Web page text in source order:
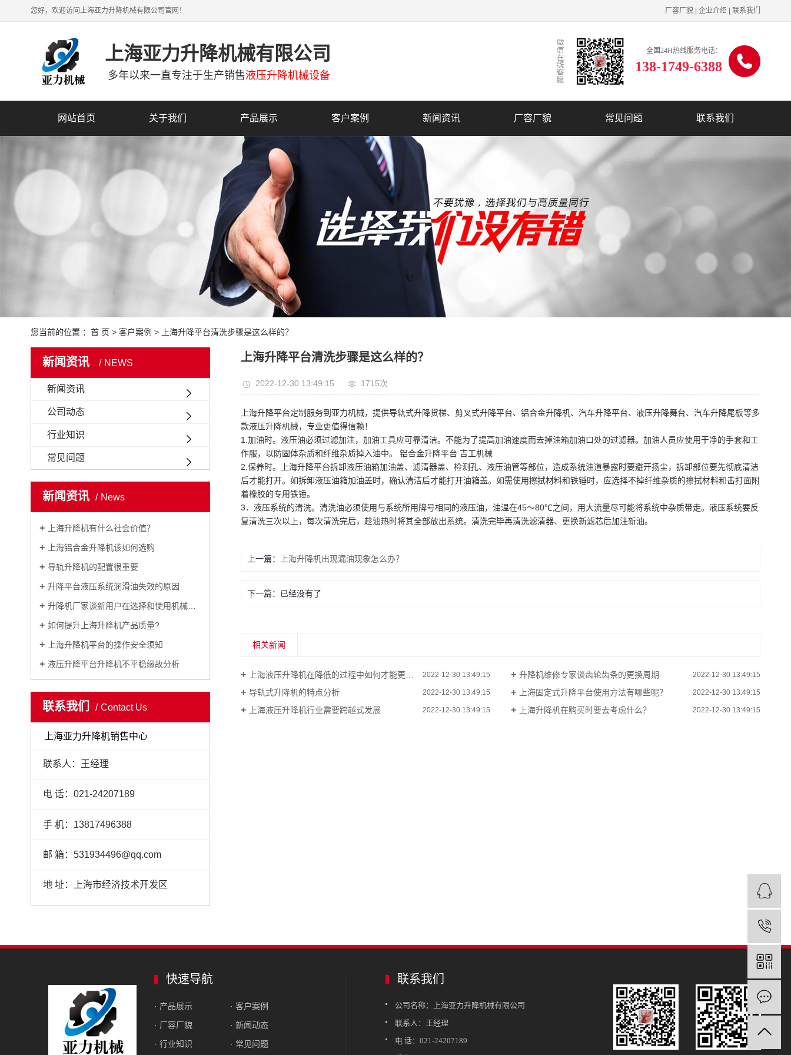
您好，欢迎访问上海亚力升降机械有限公司官网！ 厂容厂貌 企业介绍 联系我们
上海亚力升降机械有限公司
多年以来一直专注于生产销售液压升降机械设备
全国24H热线服务电话：
138-1749-6388
网站首页 关于我们 产品展示 客户案例 新闻资讯 厂容厂貌 常见问题 联系我们
您当前的位置 ： 首 页 > 客户案例 > 上海升降平台清洗步骤是这么样的？
新闻资讯 NEWS
新闻资讯
公司动态
行业知识
常见问题
新闻资讯 News
上海升降机有什么社会价值？
上海铝合金升降机该如何选购
导轨升降机的配置很重要
升降平台液压系统润滑油失效的原因
升降机厂家谈新用户在选择和使用机械时的注意事项
如何提升上海升降机产品质量?
上海升降机平台的操作安全须知
液压升降平台升降机不平稳缘故分析
联系我们 Contact Us
上海亚力升降机销售中心
联系人：王经理
电 话：021-24207189
手 机：13817496388
邮 箱：531934496@qq.com
地 址：上海市经济技术开发区
上海升降平台清洗步骤是这么样的？
2022-12-30 13:49:15 1715次
上海升降平台定制服务到亚力机械，提供导轨式升降货梯、剪叉式升降平台、铝合金升降机、汽车升降平台、液压升降舞台、汽车升降尾板等多
款液压升降机械，专业更值得信赖！
1.加油时。液压油必须过滤加注，加油工具应可靠清洁。不能为了提高加油速度而去掉油箱加油口处的过滤器。加油人员应使用干净的手套和工
作服，以防固体杂质和纤维杂质掉入油中。 铝合金升降平台 吉工机械
2.保养时。上海升降平台拆卸液压油箱加油盖、滤清器盖、检测孔、液压油管等部位，造成系统油道暴露时要避开扬尘，拆卸部位要先彻底清洁
后才能打开。如拆卸液压油箱加油盖时，确认清洁后才能打开油箱盖。如需使用擦拭材料和铁锤时，应选择不掉纤维杂质的擦拭材料和击打面附
着橡胶的专用铁锤。
3．液压系统的清洗。清洗油必须使用与系统所用牌号相同的液压油，油温在45～80℃之间，用大流量尽可能将系统中杂质带走。液压系统要反
复清洗三次以上，每次清洗完后，趁油热时将其全部放出系统。清洗完毕再清洗滤清器、更换新滤芯后加注新油。
上一篇： 上海升降机出现漏油现象怎么办？
下一篇：已经没有了
相关新闻
上海液压升降机在降低的过程中如何才能更好的降低它的损耗呢？ 2022-12-30 13:49:15 升降机维修专家谈齿轮齿条的更换周期 2022-12-30 13:49:15
导轨式升降机的特点分析 2022-12-30 13:49:15 上海固定式升降平台使用方法有哪些呢？ 2022-12-30 13:49:15
上海液压升降机行业需要跨越式发展 2022-12-30 13:49:15 上海升降机在购买时要去考虑什么？ 2022-12-30 13:49:15
快速导航
· 产品展示
· 客户案例
· 厂容厂貌
· 新闻动态
· 行业知识
· 常见问题
联系我们
公司名称：上海亚力升降机械有限公司
联系人：王经理
电 话：021-24207189